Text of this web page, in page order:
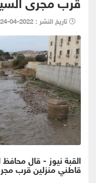
تاريخ النشر : 2022-04-24 - 12:06 am
القبة نيوز - قال محافظ
قاطني منزلين قرب